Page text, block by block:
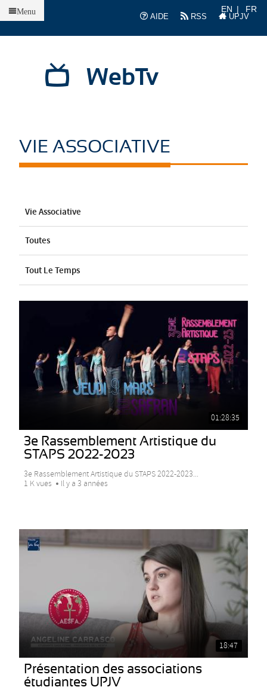
AIDE
RSS UPJV
EN FR
WebTv
Menu
VIE ASSOCIATIVE
Vie Associative
Toutes
Tout Le Temps
01:28:35
3e Rassemblement Artistique du
STAPS 2022-2023
3e Rassemblement Artistique du STAPS 2022-2023...
1 K vues
Il y a 3 années
18:47
Présentation des associations
étudiantes UPJV